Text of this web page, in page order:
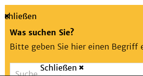
Suche
Schließen
Was suchen Sie?
Bitte geben Sie hier einen Begriff
Notfall
Schließen